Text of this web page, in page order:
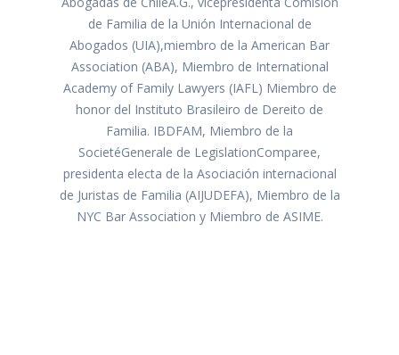
de Familia de la Unión Internacional de
Abogados (UIA),miembro de la American Bar
Association (ABA), Miembro de International
Academy of Family Lawyers (IAFL) Miembro de
honor del Instituto Brasileiro de Dereito de
Familia. IBDFAM, Miembro de la
SocietéGenerale de LegislationComparee,
presidenta electa de la Asociación internacional
de Juristas de Familia (AIJUDEFA), Miembro de la
NYC Bar Association y Miembro de ASIME.